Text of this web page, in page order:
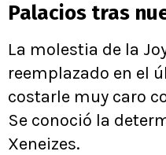
Palacios tras
La molestia de la
reemplazado en el
costarle muy caro
Se conoció la
Xeneizes.